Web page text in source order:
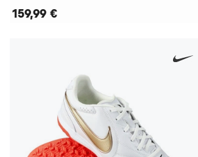
159,99 €